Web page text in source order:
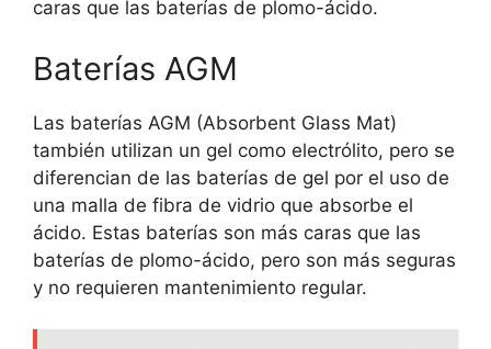
caras que las baterías de plomo-ácido.
Baterías AGM
Las baterías AGM (Absorbent Glass Mat)
también utilizan un gel como electrólito, pero se
diferencian de las baterías de gel por el uso de
una malla de fibra de vidrio que absorbe el
ácido. Estas baterías son más caras que las
baterías de plomo-ácido, pero son más seguras
y no requieren mantenimiento regular.